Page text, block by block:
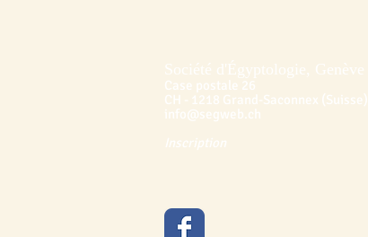
Société d'Égyptologie, Genève
Case postale 26
CH - 1218 Grand-Saconnex (Suisse)
info@segweb.ch
Inscription